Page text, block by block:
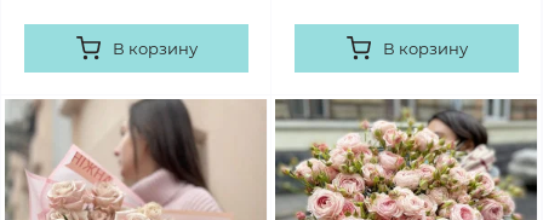
В корзину В корзину